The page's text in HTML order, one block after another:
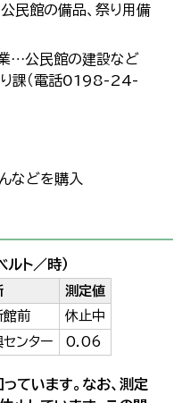
民館の備品、祭り用備
業…公民館の建設など
り課（電話0198-24-
などを購入
ト／時）
測定値
館前
休止中
ンター 0.06
ています。なお、測定